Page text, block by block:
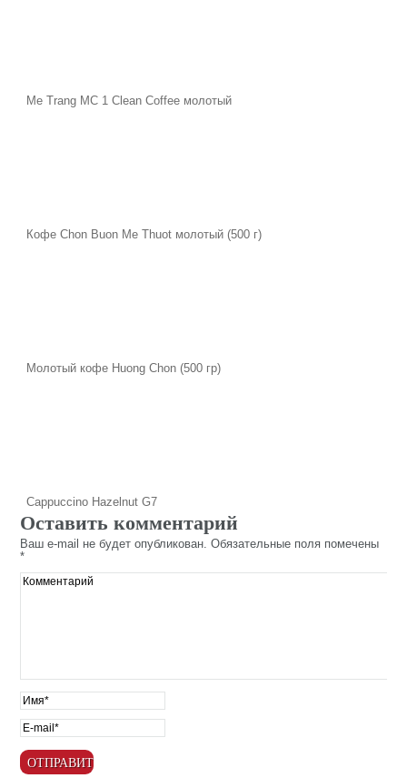
Me Trang MC 1 Clean Coffee молотый
Кофе Chon Buon Me Thuot молотый (500 г)
Молотый кофе Huong Chon (500 гр)
Cappuccino Hazelnut G7
Оставить комментарий
Ваш e-mail не будет опубликован. Обязательные поля помечены
*